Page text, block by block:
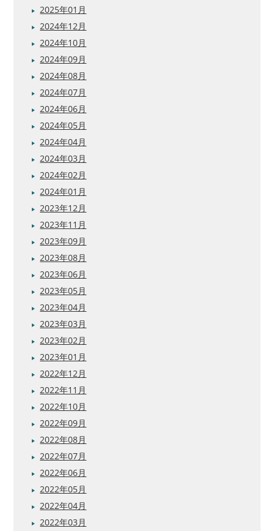
2025年01月
2024年12月
2024年10月
2024年09月
2024年08月
2024年07月
2024年06月
2024年05月
2024年04月
2024年03月
2024年02月
2024年01月
2023年12月
2023年11月
2023年09月
2023年08月
2023年06月
2023年05月
2023年04月
2023年03月
2023年02月
2023年01月
2022年12月
2022年11月
2022年10月
2022年09月
2022年08月
2022年07月
2022年06月
2022年05月
2022年04月
2022年03月